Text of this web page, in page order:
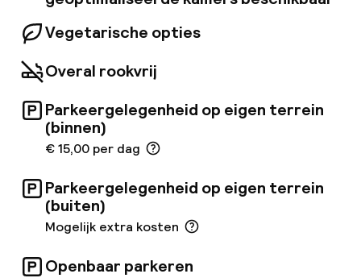
Vegetarische opties
Overal rookvrij
Parkeergelegenheid op eigen terrein
(binnen)
€ 15,00 per dag
Parkeergelegenheid op eigen terrein
(buiten)
Mogelijk extra kosten
Openbaar parkeren